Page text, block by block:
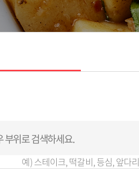
예) 스테이크, 떡갈비, 등심, 앞다리